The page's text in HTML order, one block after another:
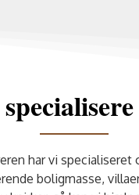
har vi specialiseret
boligmasse,